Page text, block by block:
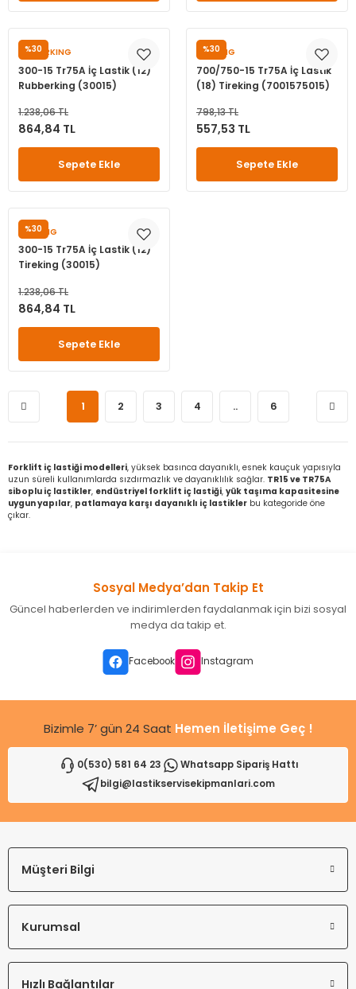
%30
RUBBERKING
300-15 Tr75A İç Lastik (12)
Rubberking (30015)
1.238,06 TL
864,84 TL
Sepete Ekle
%30
TIREKING
700/750-15 Tr75A İç Lastik
(18) Tireking (7001575015)
798,13 TL
557,53 TL
Sepete Ekle
%30
TIREKING
300-15 Tr75A İç Lastik (12)
Tireking (30015)
1.238,06 TL
864,84 TL
Sepete Ekle
1 2 3 4 .. 6
Forklift iç lastiği modelleri, yüksek basınca dayanıklı, esnek kauçuk yapısıyla
uzun süreli kullanımlarda sızdırmazlık ve dayanıklılık sağlar. TR15 ve TR75A
siboplu iç lastikler, endüstriyel forklift iç lastiği, yük taşıma kapasitesine
uygun yapılar, patlamaya karşı dayanıklı iç lastikler bu kategoride öne
çıkar.
Sosyal Medya’dan Takip Et
Güncel haberlerden ve indirimlerden faydalanmak için bizi sosyal
medya da takip et.
Facebook Instagram
Bizimle 7’ gün 24 Saat Hemen İletişime Geç !
0(530) 581 64 23
Whatsapp Sipariş Hattı
bilgi@lastikservisekipmanlari.com
Müşteri Bilgi
Kurumsal
Hızlı Bağlantılar